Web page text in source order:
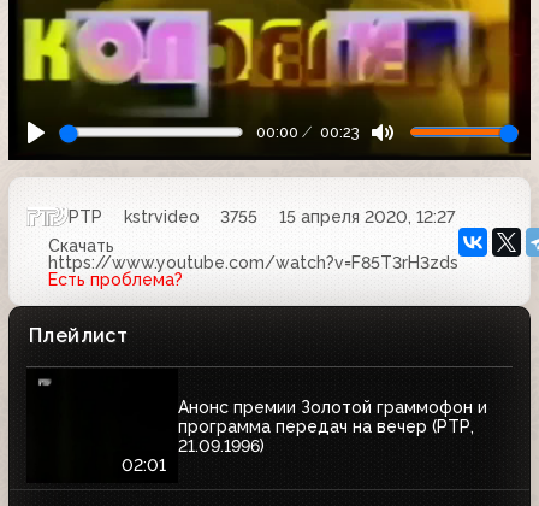
00:00 00:23
РТР kstrvideo 3755
15 апреля 2020, 12:27
Скачать
https://www.youtube.com/watch?v=F85T3rH3zds
Есть проблема?
Плейлист
02:01
Анонс премии Золотой граммофон и
программа передач на вечер (РТР,
21.09.1996)